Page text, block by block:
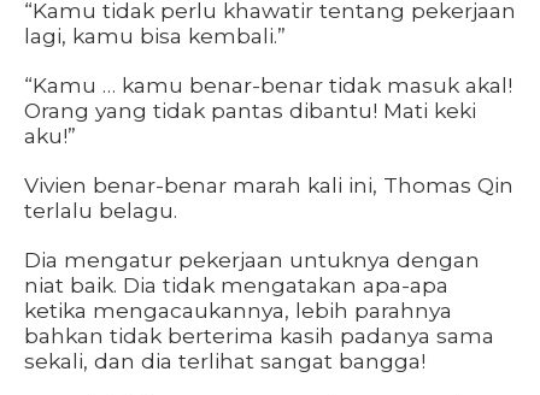
“Kamu tidak perlu khawatir tentang pekerjaan
lagi, kamu bisa kembali.”
“Kamu … kamu benar-benar tidak masuk akal!
Orang yang tidak pantas dibantu! Mati keki
aku!”
Vivien benar-benar marah kali ini, Thomas Qin
terlalu belagu.
Dia mengatur pekerjaan untuknya dengan
niat baik. Dia tidak mengatakan apa-apa
ketika mengacaukannya, lebih parahnya
bahkan tidak berterima kasih padanya sama
sekali, dan dia terlihat sangat bangga!